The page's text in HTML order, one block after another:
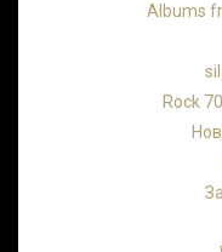
Albums
Rock